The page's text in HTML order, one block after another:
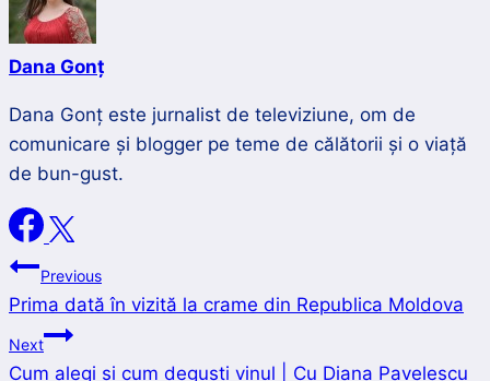
Dana Gonț
Dana Gonț este jurnalist de televiziune, om de
comunicare și blogger pe teme de călătorii și o viață
de bun-gust.
Navigare
în
articole
Previous
Prima dată în vizită la crame din Republica Moldova
Next
Cum alegi și cum deguști vinul | Cu Diana Pavelescu